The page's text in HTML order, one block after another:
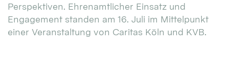
Perspektiven. Ehrenamtlicher Einsatz und
Engagement standen am 16. Juli im Mittelpunkt
einer Veranstaltung von Caritas Köln und KVB.